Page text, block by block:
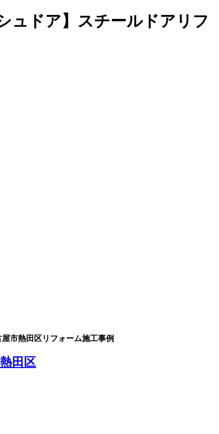
ュドア】スチールドアリフ
市熱田区リフォーム施工事例
田区